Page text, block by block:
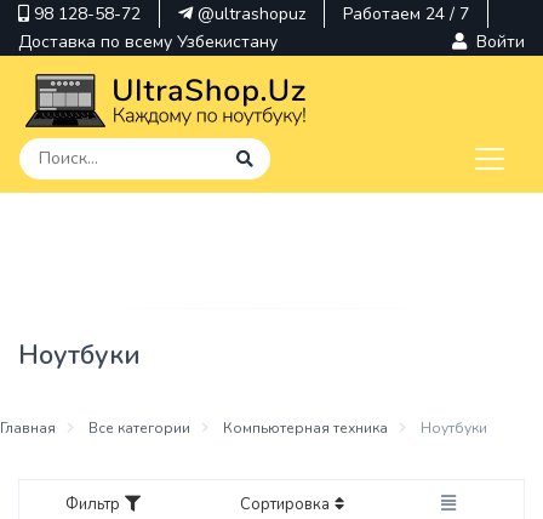
98 128-58-72 @ultrashopuz
Работаем 24 / 7
Доставка по всему Узбекистану
Войти
Hp
Ноутбуки
Главная Все категории Компьютерная техника Ноутбуки
Фильтр Сортировка